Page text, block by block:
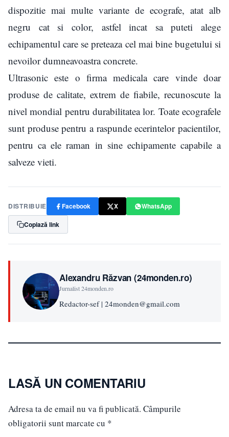
dispozitie mai multe variante de ecografe, atat alb
negru cat si color, astfel incat sa puteti alege
echipamentul care se preteaza cel mai bine bugetului si
nevoilor dumneavoastra concrete.
Ultrasonic este o firma medicala care vinde doar
produse de calitate, extrem de fiabile, recunoscute la
nivel mondial pentru durabilitatea lor. Toate ecografele
sunt produse pentru a raspunde ecerintelor pacientilor,
pentru ca ele raman in sine echipamente capabile a
salveze vieti.
DISTRIBUIE Facebook X
WhatsApp
Copiază link
Alexandru Răzvan (24monden.ro)
Jurnalist 24monden.ro
Redactor-sef | 24monden@gmail.com
LASĂ UN COMENTARIU
Adresa ta de email nu va fi publicată. Câmpurile
obligatorii sunt marcate cu *